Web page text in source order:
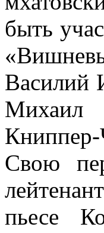
быть
Василий
Михаил
Книппер-
Свою
пьесе